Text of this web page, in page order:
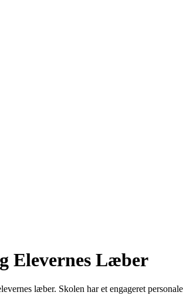
Elevernes Læber
læber. Skolen har et engageret